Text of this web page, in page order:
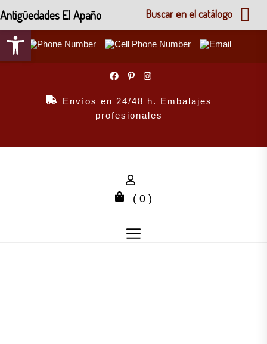
Abrir barra de herramientas
Envíos en 24/48 h. Embalajes
profesionales
( 0 )
Antigüedades El Apaño Buscar en el catálogo